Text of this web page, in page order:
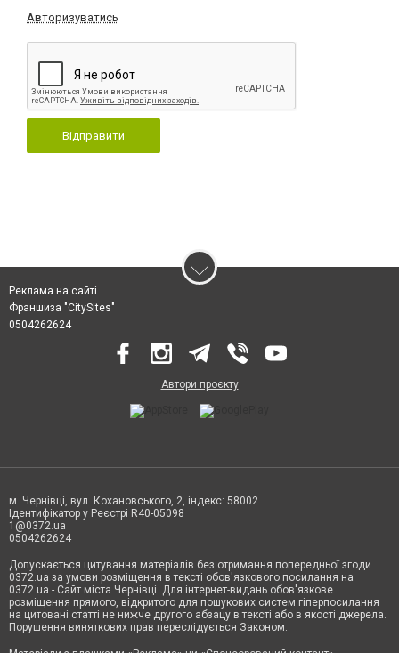
Авторизуватись
Відправити
Реклама на сайті
Франшиза "CitySites"
0504262624
Автори проєкту
м. Чернівці, вул. Кохановського, 2, індекс: 58002
Ідентифікатор у Реєстрі R40-05098
1@0372.ua
0504262624
Допускається цитування матеріалів без отримання попередньої згоди
0372.ua за умови розміщення в тексті обов'язкового посилання на
0372.ua - Сайт міста Чернівці. Для інтернет-видань обов'язкове
розміщення прямого, відкритого для пошукових систем гіперпосилання
на цитовані статті не нижче другого абзацу в тексті або в якості джерела.
Порушення виняткових прав переслідується Законом.